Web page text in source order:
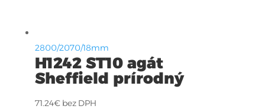
2800/2070/18mm
H1242 ST10 agát
Sheffield prírodný
71.24€ bez DPH